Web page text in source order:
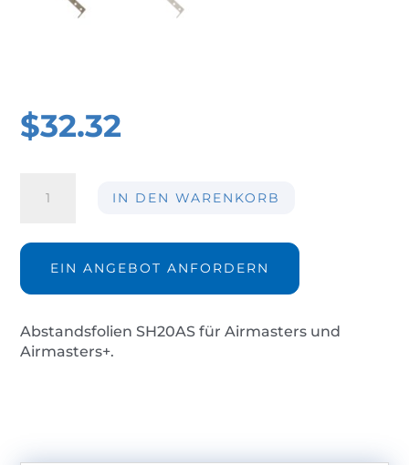
$32.32
SH20AS
IN DEN WARENKORB
EIN ANGEBOT ANFORDERN
Abstandsfolien SH20AS für Airmasters und
Airmasters+.